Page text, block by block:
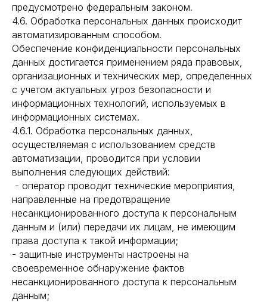
предусмотрено федеральным законом.
4.6. Обработка персональных данных происходит
автоматизированным способом.
Обеспечение конфиденциальности персональных
данных достигается применением ряда правовых,
организационных и технических мер, определенных
с учетом актуальных угроз безопасности и
информационных технологий, используемых в
информационных системах.
4.6.1. Обработка персональных данных,
осуществляемая с использованием средств
автоматизации, проводится при условии
выполнения следующих действий:
- оператор проводит технические мероприятия,
направленные на предотвращение
несанкционированного доступа к персональным
данным и (или) передачи их лицам, не имеющим
права доступа к такой информации;
- защитные инструменты настроены на
своевременное обнаружение фактов
несанкционированного доступа к персональным
данным;